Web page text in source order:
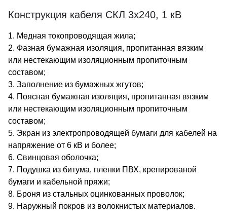
Конструкция кабеля СКЛ 3х240, 1 кВ
1. Медная токопроводящая жила;
2. Фазная бумажная изоляция, пропитанная вязким
или нестекающим изоляционным пропиточным
составом;
3. Заполнение из бумажных жгутов;
4. Поясная бумажная изоляция, пропитанная вязким
или нестекающим изоляционным пропиточным
составом;
5. Экран из электропроводящей бумаги для кабелей на
напряжение от 6 кВ и более;
6. Свинцовая оболочка;
7. Подушка из битума, пленки ПВХ, крепированой
бумаги и кабельной пряжи;
8. Броня из стальных оцинкованных проволок;
9. Наружный покров из волокнистых материалов.